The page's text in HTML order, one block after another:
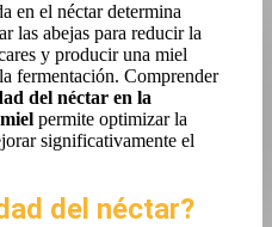
en el néctar determina
las abejas para reducir la
y producir una miel
fermentación. Comprender
del néctar en la
permite optimizar la
significativamente el
del néctar?